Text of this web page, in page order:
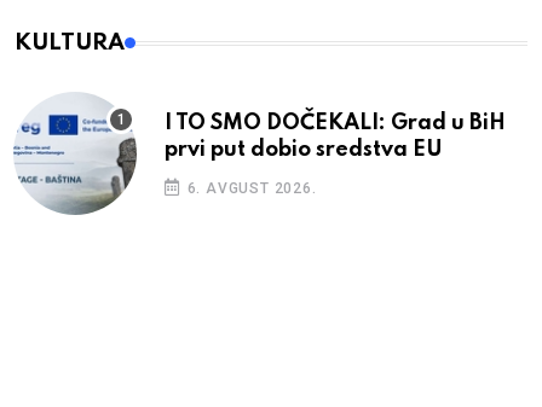
KULTURA
I TO SMO DOČEKALI: Grad u BiH
prvi put dobio sredstva EU
6. AVGUST 2026.